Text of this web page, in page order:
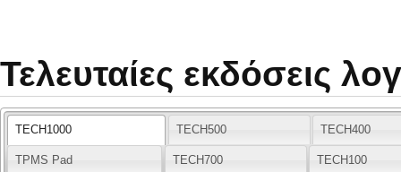
Τελευταίες εκδόσεις
TECH1000 TECH500 TECH400
TPMS Pad TECH700 TECH100